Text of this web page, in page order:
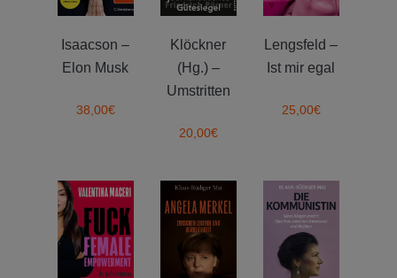
Isaacson –
Elon Musk
38,00€
Klöckner
(Hg.) –
Umstritten
20,00€
Lengsfeld –
Ist mir egal
25,00€